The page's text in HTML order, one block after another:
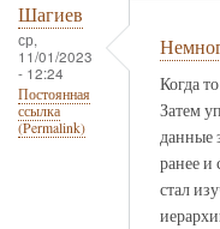
Шагиев
ср,
11/01/2023
- 12:24
Постоянная
ссылка
(Permalink)
Когда
Затем
данные
ранее и
стал